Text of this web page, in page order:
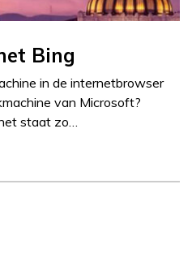
Bing
in de internetbrowser
van Microsoft?
staat zo…